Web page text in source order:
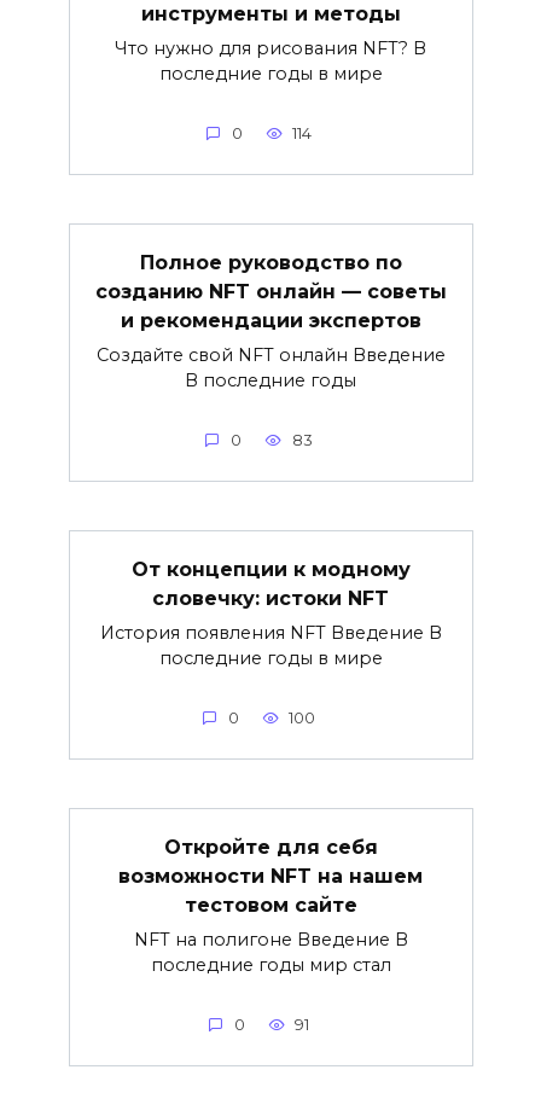
инструменты и методы
Что нужно для рисования NFT? В
последние годы в мире
0 114
Полное руководство по
созданию NFT онлайн — советы
и рекомендации экспертов
Создайте свой NFT онлайн Введение
В последние годы
0 83
От концепции к модному
словечку: истоки NFT
История появления NFT Введение В
последние годы в мире
0 100
Откройте для себя
возможности NFT на нашем
тестовом сайте
NFT на полигоне Введение В
последние годы мир стал
0 91